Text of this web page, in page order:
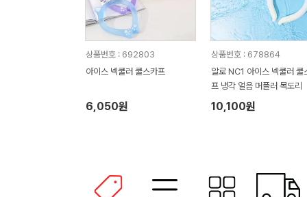
상품번호 : 692803
아이스 넥쿨러 쿨스카프
6,050원
상품번호 : 678864
알로 NC1 아이스 넥쿨러 쿨
프 냉각 얼음 머플러 목도리
10,100원